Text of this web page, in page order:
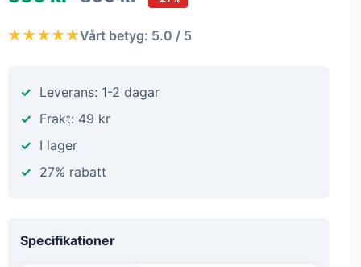
★★★★★Vårt betyg: 5.0 / 5
Leverans: 1-2 dagar
Frakt: 49 kr
I lager
27% rabatt
Specifikationer